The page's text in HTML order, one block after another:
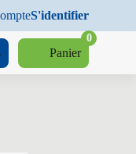
S'identifier
Panier
0